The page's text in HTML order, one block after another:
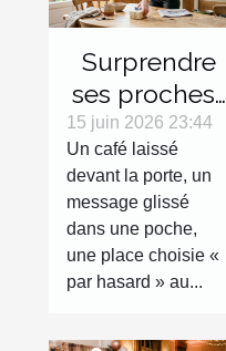
Surprendre
ses proches :
micro-
surprises du
quotidien
15 juin 2026 23:44
Un café laissé
devant la porte, un
message glissé
dans une poche,
une place choisie «
par hasard » au...